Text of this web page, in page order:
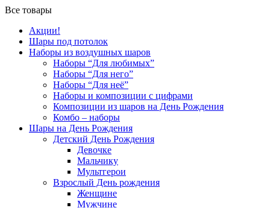
Все товары
Акции!
Шары под потолок
Наборы из воздушных шаров
Наборы “Для любимых”
Наборы “Для него”
Наборы “Для неё”
Наборы и композиции с цифрами
Композиции из шаров на День Рождения
Комбо – наборы
Шары на День Рождения
Детский День Рождения
Девочке
Мальчику
Мультгерои
Взрослый День рождения
Женщине
Мужчине